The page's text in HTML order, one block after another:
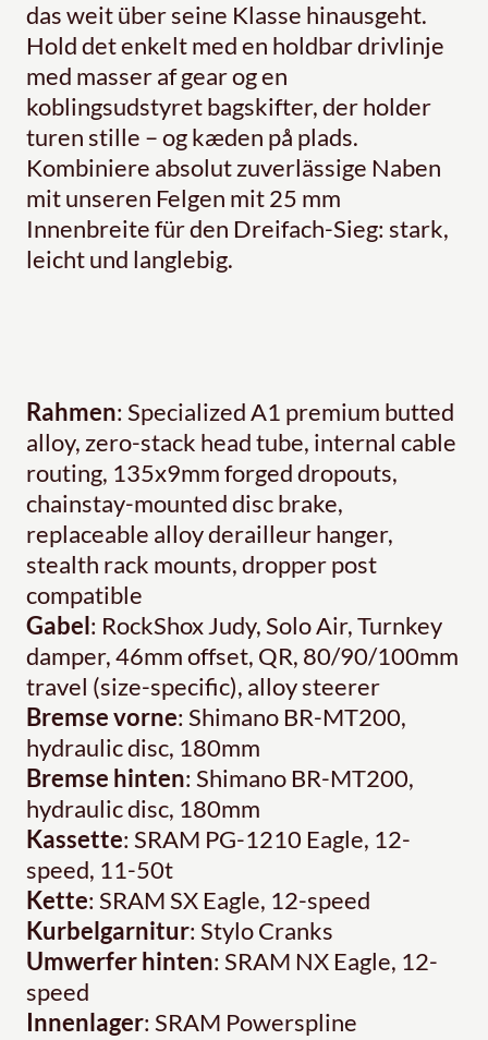
das weit über seine Klasse hinausgeht.
Hold det enkelt med en holdbar drivlinje
med masser af gear og en
koblingsudstyret bagskifter, der holder
turen stille – og kæden på plads.
Kombiniere absolut zuverlässige Naben
mit unseren Felgen mit 25 mm
Innenbreite für den Dreifach-Sieg: stark,
leicht und langlebig.
Rahmen: Specialized A1 premium butted
alloy, zero-stack head tube, internal cable
routing, 135x9mm forged dropouts,
chainstay-mounted disc brake,
replaceable alloy derailleur hanger,
stealth rack mounts, dropper post
compatible
Gabel: RockShox Judy, Solo Air, Turnkey
damper, 46mm offset, QR, 80/90/100mm
travel (size-specific), alloy steerer
Bremse vorne: Shimano BR-MT200,
hydraulic disc, 180mm
Bremse hinten: Shimano BR-MT200,
hydraulic disc, 180mm
Kassette: SRAM PG-1210 Eagle, 12-
speed, 11-50t
Kette: SRAM SX Eagle, 12-speed
Kurbelgarnitur: Stylo Cranks
Umwerfer hinten: SRAM NX Eagle, 12-
speed
Innenlager: SRAM Powerspline